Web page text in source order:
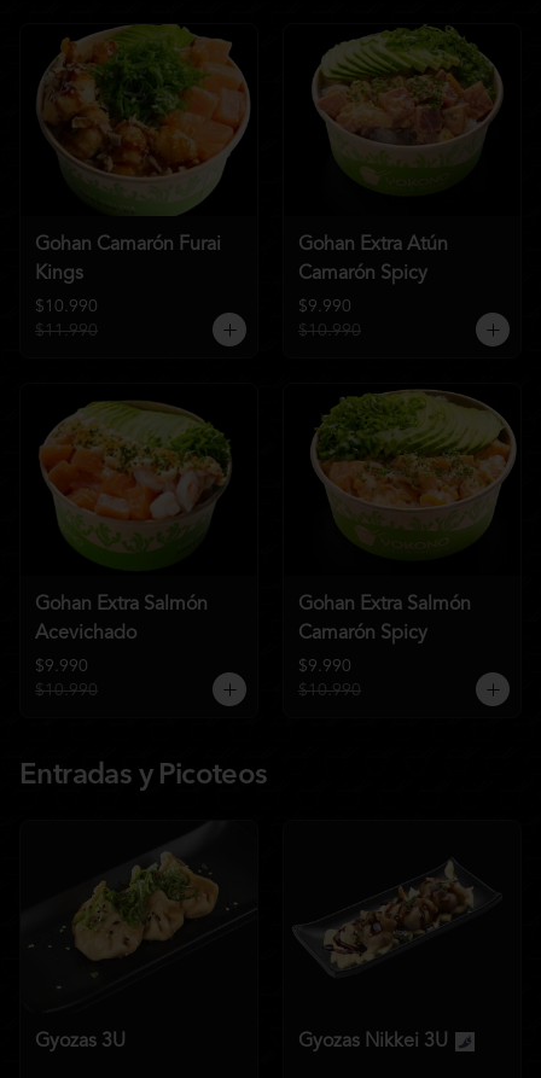
Gohan Camarón Furai
Kings
$10.990
$11.990
Gohan Extra Atún
Camarón Spicy
$9.990
$10.990
Gohan Extra Salmón
Acevichado
$9.990
$10.990
Gohan Extra Salmón
Camarón Spicy
$9.990
$10.990
Entradas y Picoteos
Gyozas 3U Gyozas Nikkei 3U